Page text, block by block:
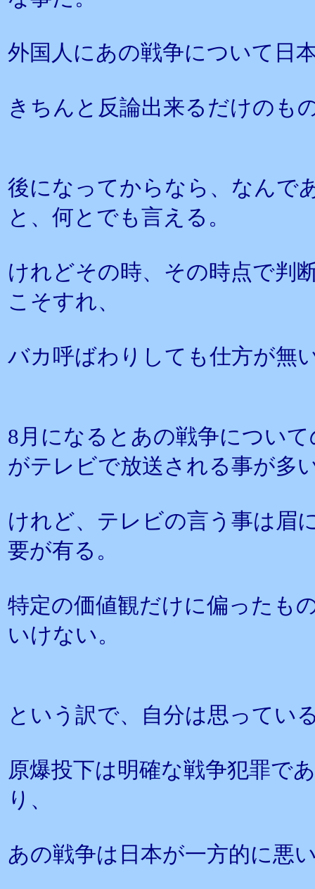
外国人にあの戦争について日
きちんと反論出来るだけのも
後になってからなら、なんで
と、何とでも言える。
けれどその時、その時点で判
こそすれ、
バカ呼ばわりしても仕方が無
8月になるとあの戦争につい
がテレビで放送される事が多
けれど、テレビの言う事は眉
要が有る。
特定の価値観だけに偏ったも
いけない。
という訳で、自分は思ってい
原爆投下は明確な戦争犯罪で
り、
あの戦争は日本が一方的に悪